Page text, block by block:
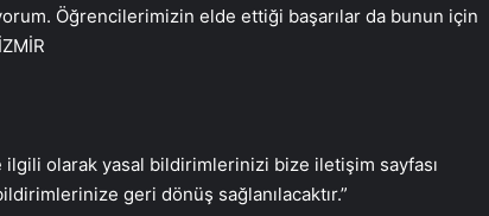
Öğrencilerimizin elde ettiği başarılar da bunun için
olarak yasal bildirimlerinizi bize iletişim sayfası
geri dönüş sağlanılacaktır.”
25 Yıllık Miras Davasında Gözler
Yarası Tedavisi